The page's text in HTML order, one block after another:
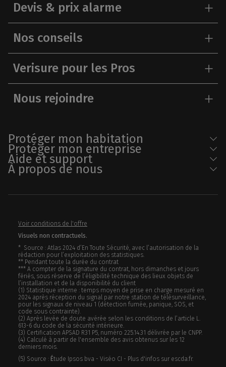
Devis & prix alarme
Nos conseils
Verisure pour les Pros
Nous rejoindre
Protéger mon habitation
Protéger mon entreprise
Aide et support
À propos de nous
Voir conditions de l'offre
Visuels non contractuels.
* Source : Atlas 2024 d’En Toute Sécurité, avec l’autorisation de la
rédaction pour l’exploitation des statistiques.
** Pendant toute la durée du contrat
*** A compter de la signature du contrat, hors dimanches et jours
fériés, sous réserve de l’éligibilité technique des lieux objets de
l’installation et de la disponibilité du client
(1) Statistique interne : temps moyen de prise en charge mesuré en
2024 après réception du signal par notre station de télésurveillance,
pour les signaux de niveau 1 (détection fumée, panique, SOS, et
code sous contrainte).
(2) Après levée de doute avérée selon les conditions de l’article L.
613-6 du code de la sécurité intérieure.
(3) Certification APSAD R31 P5, numéro 225.14.31 délivrée par le CNPP.
(4) Calculé à partir de l'ensemble des avis obtenus sur les 12
derniers mois.
(5) Source : Étude Ipsos bva - Viséo CI - Plus d'infos sur escda.fr.